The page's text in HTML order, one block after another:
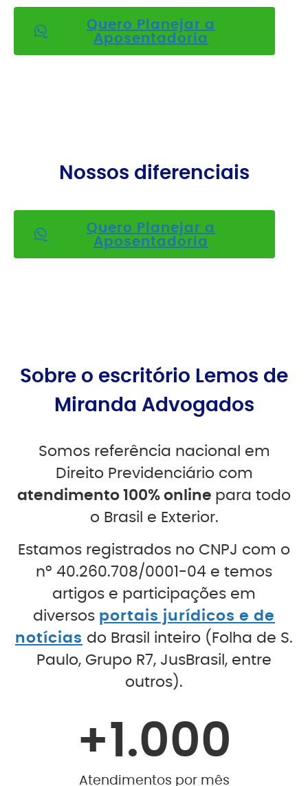
Quero Planejar a
Aposentadoria
Nossos diferenciais
Quero Planejar a
Aposentadoria
Sobre o escritório Lemos de
Miranda Advogados
Somos referência nacional em
Direito Previdenciário com
atendimento 100% online para todo
o Brasil e Exterior.
Estamos registrados no CNPJ com o
nº 40.260.708/0001-04 e temos
artigos e participações em
diversos portais jurídicos e de
notícias do Brasil inteiro (Folha de S.
Paulo, Grupo R7, JusBrasil, entre
outros).
Atendimentos por mês
+1.000